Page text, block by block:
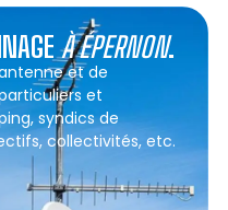
À ÉPERNON.
et de
et
syndics de
collectivités, etc.